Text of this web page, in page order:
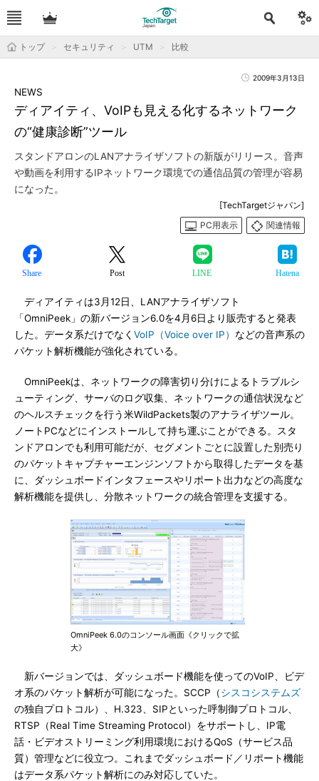
トップ セキュリティ UTM 比較
2009年3月13日
ディアイティ、VoIPも見える化するネットワーク
の“健康診断”ツール
NEWS
スタンドアロンのLANアナライザソフトの新版がリリース。音声
や動画を利用するIPネットワーク環境での通信品質の管理が容易
になった。
[TechTargetジャパン]
PC用表示
関連情報
Share Post LINE Hatena
ディアイティは3月12日、LANアナライザソフト
「OmniPeek」の新バージョン6.0を4月6日より販売すると発表
した。データ系だけでなく VoIP（Voice over IP） などの音声系の
パケット解析機能が強化されている。
OmniPeekは、ネットワークの障害切り分けによるトラブルシ
ューティング、サーバのログ収集、ネットワークの通信状況など
のヘルスチェックを行う米WildPackets製のアナライザツール。
ノートPCなどにインストールして持ち運ぶことができる。スタ
ンドアロンでも利用可能だが、セグメントごとに設置した別売り
のパケットキャプチャーエンジンソフトから取得したデータを基
に、ダッシュボードインタフェースやリポート出力などの高度な
解析機能を提供し、分散ネットワークの統合管理を支援する。
OmniPeek 6.0のコンソール画面《クリックで拡
大》
新バージョンでは、ダッシュボード機能を使ってのVoIP、ビデ
オ系のパケット解析が可能になった。SCCP（シスコシステムズ
の独自プロトコル）、H.323、SIPといった呼制御プロトコル、
RTSP（Real Time Streaming Protocol）をサポートし、IP電
話・ビデオストリーミング利用環境におけるQoS（サービス品
質）管理などに役立つ。これまでダッシュボード／リポート機能
はデータ系パケット解析にのみ対応していた。